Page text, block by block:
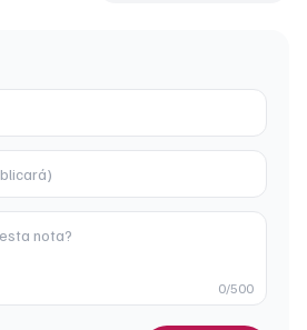
0/500